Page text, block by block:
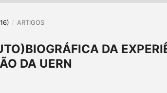
/ ARTIGOS
DA
DA UERN